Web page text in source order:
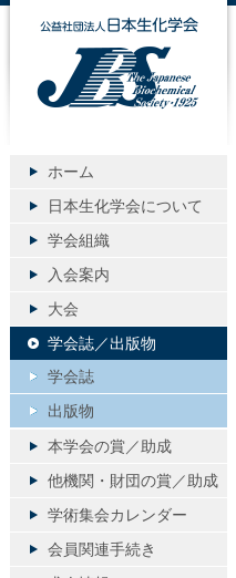
ホーム
日本生化学会について
学会組織
入会案内
大会
学会誌／出版物
学会誌
出版物
本学会の賞／助成
他機関・財団の賞／助成
学術集会カレンダー
会員関連手続き